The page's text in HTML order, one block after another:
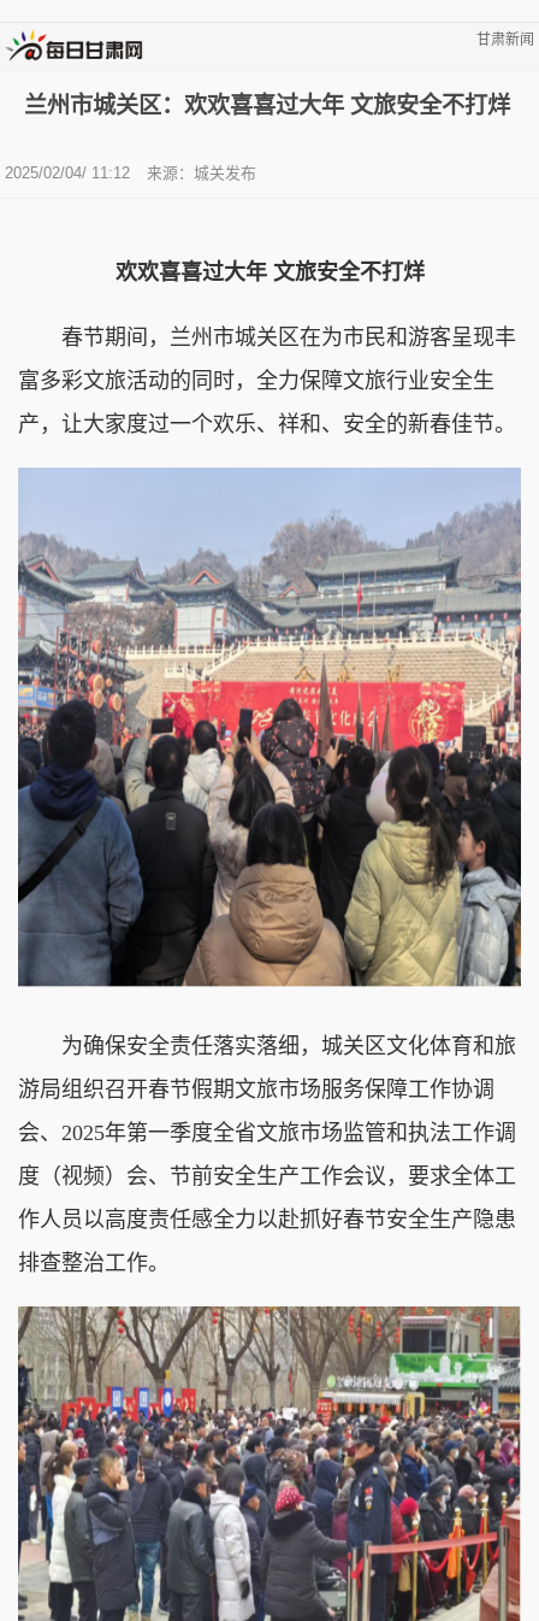
甘肃新闻
兰州市城关区：欢欢喜喜过大年 文旅安全不打烊
2025/02/04/ 11:12 来源：城关发布
欢欢喜喜过大年 文旅安全不打烊
春节期间，兰州市城关区在为市民和游客呈现丰
富多彩文旅活动的同时，全力保障文旅行业安全生
产，让大家度过一个欢乐、祥和、安全的新春佳节。
为确保安全责任落实落细，城关区文化体育和旅
游局组织召开春节假期文旅市场服务保障工作协调
会、2025年第一季度全省文旅市场监管和执法工作调
度（视频）会、节前安全生产工作会议，要求全体工
作人员以高度责任感全力以赴抓好春节安全生产隐患
排查整治工作。